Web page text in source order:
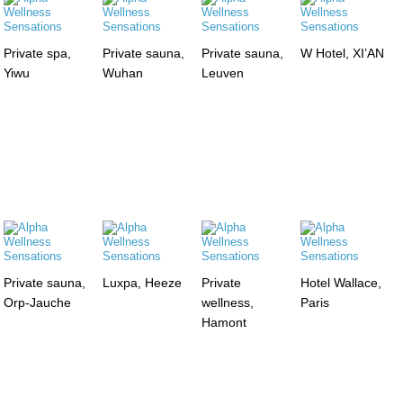
Private spa,
Yiwu
Private sauna,
Wuhan
Private sauna,
Leuven
W Hotel, XI’AN
Private sauna,
Orp-Jauche
Luxpa, Heeze
Private
wellness,
Hamont
Hotel Wallace,
Paris